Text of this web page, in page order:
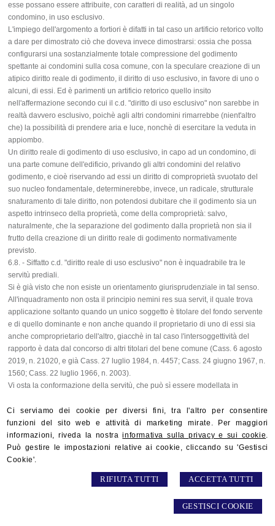
Ci serviamo dei cookie per diversi fini, tra l'altro per consentire
funzioni del sito web e attività di marketing mirate. Per maggiori
informazioni, riveda la nostrainformativa sulla privacy e sui cookie.
Può gestire le impostazioni relative ai cookie, cliccando su 'Gestisci
Cookie'.
ACCETTA TUTTI
RIFIUTA TUTTI
GESTISCI COOKIE
esse possano essere attribuite, con caratteri di realità, ad un singolo
condomino, in uso esclusivo.
L'impiego dell'argomento a fortiori è difatti in tal caso un artificio retorico volto
a dare per dimostrato ciò che doveva invece dimostrarsi: ossia che possa
configurarsi una sostanzialmente totale compressione del godimento
spettante ai condomini sulla cosa comune, con la speculare creazione di un
atipico diritto reale di godimento, il diritto di uso esclusivo, in favore di uno o
alcuni, di essi. Ed è parimenti un artificio retorico quello insito
nell'affermazione secondo cui il c.d. "diritto di uso esclusivo" non sarebbe in
realtà davvero esclusivo, poichè agli altri condomini rimarrebbe (nient'altro
che) la possibilità di prendere aria e luce, nonchè di esercitare la veduta in
appiombo.
Un diritto reale di godimento di uso esclusivo, in capo ad un condomino, di
una parte comune dell'edificio, privando gli altri condomini del relativo
godimento, e cioè riservando ad essi un diritto di comproprietà svuotato del
suo nucleo fondamentale, determinerebbe, invece, un radicale, strutturale
snaturamento di tale diritto, non potendosi dubitare che il godimento sia un
aspetto intrinseco della proprietà, come della comproprietà: salvo,
naturalmente, che la separazione del godimento dalla proprietà non sia il
frutto della creazione di un diritto reale di godimento normativamente
previsto.
6.8. - Siffatto c.d. "diritto reale di uso esclusivo" non è inquadrabile tra le
servitù prediali.
Si è già visto che non esiste un orientamento giurisprudenziale in tal senso.
All'inquadramento non osta il principio nemini res sua servit, il quale trova
applicazione soltanto quando un unico soggetto è titolare del fondo servente
e di quello dominante e non anche quando il proprietario di uno di essi sia
anche comproprietario dell'altro, giacchè in tal caso l'intersoggettività del
rapporto è data dal concorso di altri titolari del bene comune (Cass. 6 agosto
2019, n. 21020, e già Cass. 27 luglio 1984, n. 4457; Cass. 24 giugno 1967, n.
1560; Cass. 22 luglio 1966, n. 2003).
Vi osta la conformazione della servitù, che può sì essere modellata in
dell'obbiettivo rapporto di servizio tra i fondi e non dell'utilità del proprietario
del fondo dominante, ma non può mai tradursi in un diritto di godimento
generale del fondo servente, il che determinerebbe lo svuotamento della
proprietà di esso, ancora una volta, nel suo nucleo fondamentale.
Ed è perciò che questa Corte ha da lungo tempo affermato, ad esempio, che,
essendo requisiti essenziali della nozione di servitù il carattere di peso e
l'utilità del rapporto di dipendenza tra i due fondi, deve ritenersi contraria
dell'abitazione, la convenzione, con la quale il proprietario del c.d. fondo